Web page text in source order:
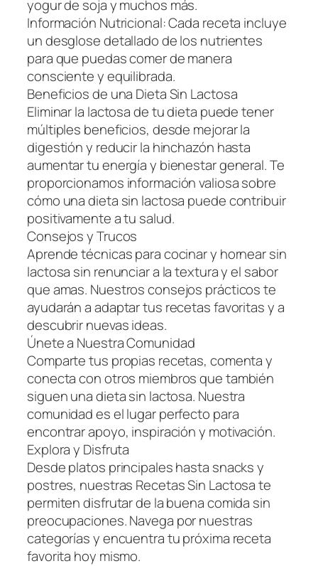
yogur de soja y muchos más.
Información Nutricional: Cada receta incluye
un desglose detallado de los nutrientes
para que puedas comer de manera
consciente y equilibrada.
Beneficios de una Dieta Sin Lactosa
Eliminar la lactosa de tu dieta puede tener
múltiples beneficios, desde mejorar la
digestión y reducir la hinchazón hasta
aumentar tu energía y bienestar general. Te
proporcionamos información valiosa sobre
cómo una dieta sin lactosa puede contribuir
positivamente a tu salud.
Consejos y Trucos
Aprende técnicas para cocinar y hornear sin
lactosa sin renunciar a la textura y el sabor
que amas. Nuestros consejos prácticos te
ayudarán a adaptar tus recetas favoritas y a
descubrir nuevas ideas.
Únete a Nuestra Comunidad
Comparte tus propias recetas, comenta y
conecta con otros miembros que también
siguen una dieta sin lactosa. Nuestra
comunidad es el lugar perfecto para
encontrar apoyo, inspiración y motivación.
Explora y Disfruta
Desde platos principales hasta snacks y
postres, nuestras Recetas Sin Lactosa te
permiten disfrutar de la buena comida sin
preocupaciones. Navega por nuestras
categorías y encuentra tu próxima receta
favorita hoy mismo.